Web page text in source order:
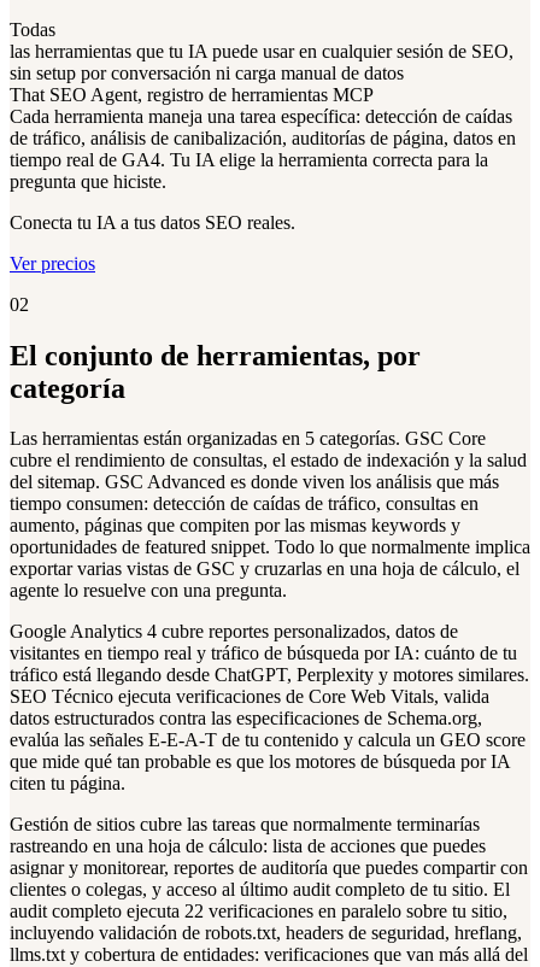
Todas
las herramientas que tu IA puede usar en cualquier sesión de SEO,
sin setup por conversación ni carga manual de datos
That SEO Agent, registro de herramientas MCP
Cada herramienta maneja una tarea específica: detección de caídas
de tráfico, análisis de canibalización, auditorías de página, datos en
tiempo real de GA4. Tu IA elige la herramienta correcta para la
pregunta que hiciste.
Conecta tu IA a tus datos SEO reales.
Ver precios
02
El conjunto de herramientas, por
categoría
Las herramientas están organizadas en 5 categorías. GSC Core
cubre el rendimiento de consultas, el estado de indexación y la salud
del sitemap. GSC Advanced es donde viven los análisis que más
tiempo consumen: detección de caídas de tráfico, consultas en
aumento, páginas que compiten por las mismas keywords y
oportunidades de featured snippet. Todo lo que normalmente implica
exportar varias vistas de GSC y cruzarlas en una hoja de cálculo, el
agente lo resuelve con una pregunta.
Google Analytics 4 cubre reportes personalizados, datos de
visitantes en tiempo real y tráfico de búsqueda por IA: cuánto de tu
tráfico está llegando desde ChatGPT, Perplexity y motores similares.
SEO Técnico ejecuta verificaciones de Core Web Vitals, valida
datos estructurados contra las especificaciones de Schema.org,
evalúa las señales E-E-A-T de tu contenido y calcula un GEO score
que mide qué tan probable es que los motores de búsqueda por IA
citen tu página.
Gestión de sitios cubre las tareas que normalmente terminarías
rastreando en una hoja de cálculo: lista de acciones que puedes
asignar y monitorear, reportes de auditoría que puedes compartir con
clientes o colegas, y acceso al último audit completo de tu sitio. El
audit completo ejecuta 22 verificaciones en paralelo sobre tu sitio,
incluyendo validación de robots.txt, headers de seguridad, hreflang,
llms.txt y cobertura de entidades: verificaciones que van más allá del